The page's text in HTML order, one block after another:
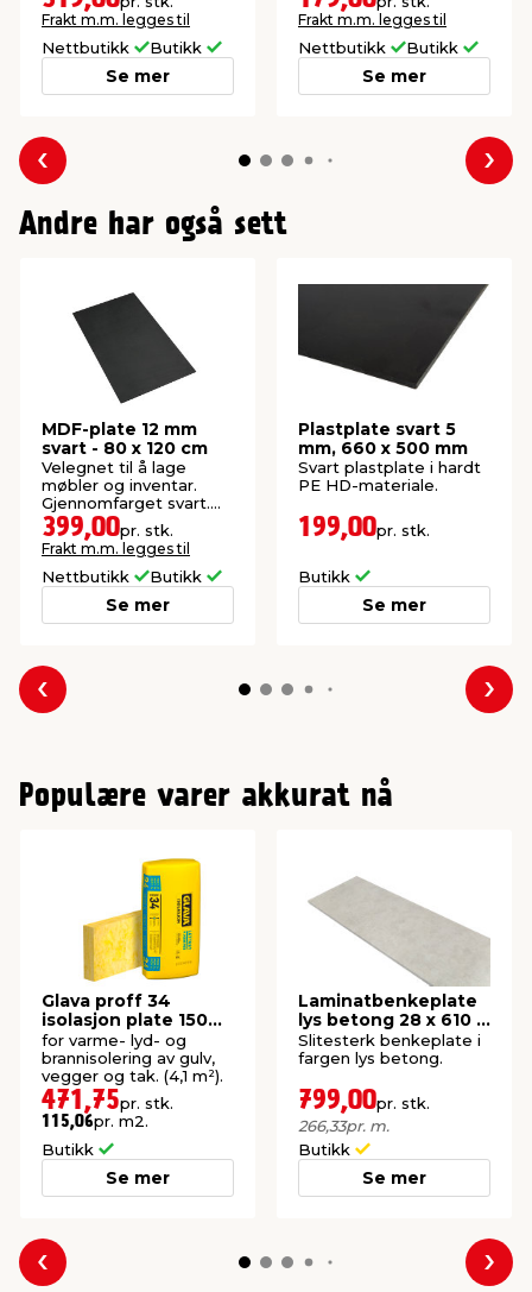
Frakt m.m. legges til
Nettbutikk Butikk
Se mer
Frakt m.m. legges til
Nettbutikk Butikk
Se mer
Forrige
Andre har også sett
MDF-plate 12 mm
svart - 80 x 120 cm
Velegnet til å lage
møbler og inventar.
Gjennomfarget svart.
Praktisk størrelse.
399,00pr. stk.
Frakt m.m. legges til
Nettbutikk Butikk
Se mer
Plastplate svart 5
mm, 660 x 500 mm
Svart plastplate i hardt
PE HD-materiale.
199,00pr. stk.
Butikk
Se mer
Forrige
Populære varer akkurat nå
Glava proff 34
isolasjon plate 150
mm
for varme- lyd- og
brannisolering av gulv,
vegger og tak. (4,1 m²).
471,75pr. stk.
115,06pr. m2.
Butikk
Se mer
Laminatbenkeplate
lys betong 28 x 610 x
3000 mm
Slitesterk benkeplate i
fargen lys betong.
799,00pr. stk.
266,33pr. m.
Butikk
Se mer
Forrige